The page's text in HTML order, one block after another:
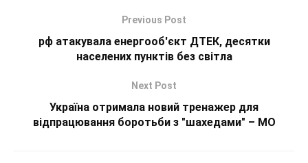
Previous Post
рф атакувала енергооб'єкт ДТЕК, десятки
населених пунктів без світла
Next Post
Україна отримала новий тренажер для
відпрацювання боротьби з "шахедами" – МО